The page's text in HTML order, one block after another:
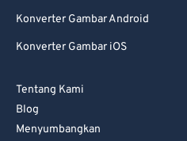
Konverter Gambar Android
Konverter Gambar iOS
Tentang Kami
Blog
Menyumbangkan